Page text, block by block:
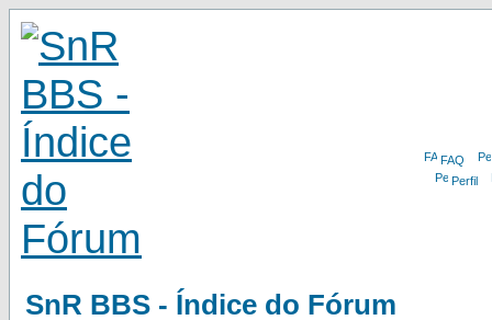
FAQ
Perfil
SnR BBS - Índice do Fórum